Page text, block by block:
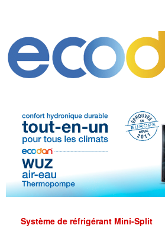
Système de réfrigérant Mini-Split